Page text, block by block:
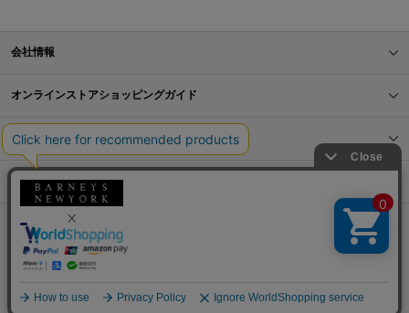
会社情報
オンラインストアショッピングガイド
店舗情報
サービス
Barneys Japan. all rights reserved.